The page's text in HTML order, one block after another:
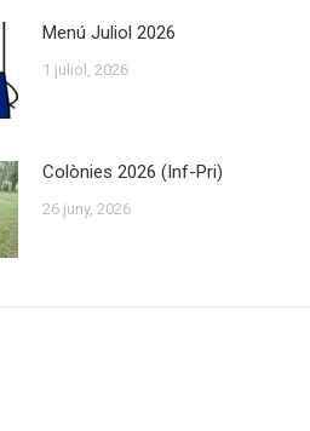
Menú Juliol 2026
1 juliol, 2026
Colònies 2026 (Inf-Pri)
26 juny, 2026